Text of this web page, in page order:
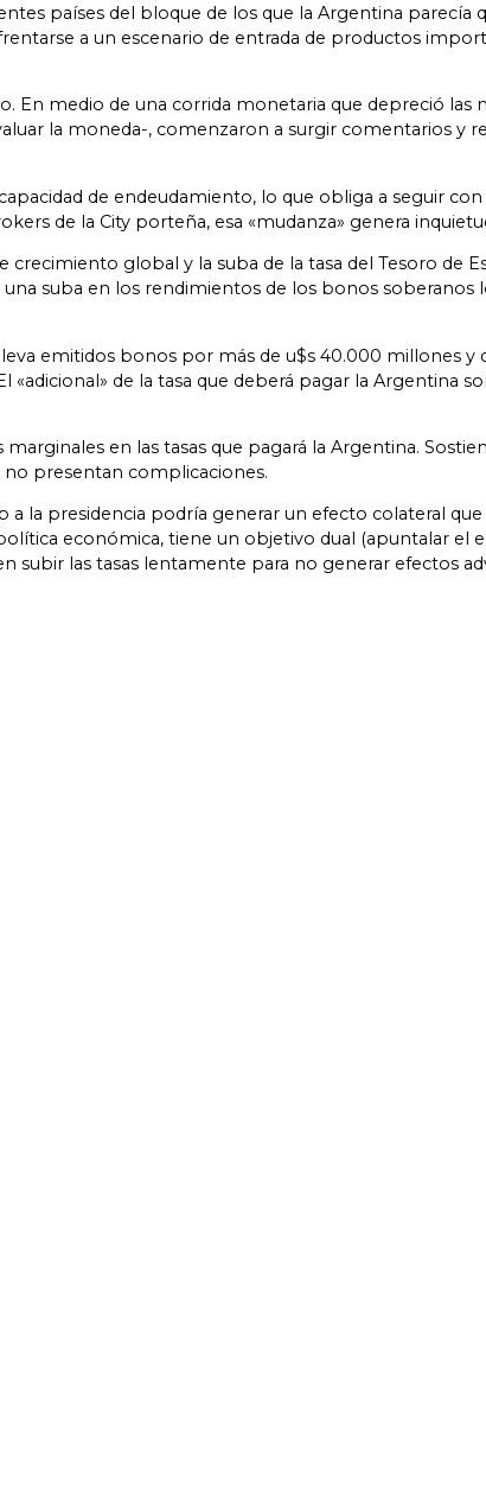
países del bloque de los que la Argentina parecía
a un escenario de entrada de productos
En medio de una corrida monetaria que depreció las
la moneda-, comenzaron a surgir comentarios y
de endeudamiento, lo que obliga a seguir
de la City porteña, esa «mudanza» genera
global y la suba de la tasa del Tesoro de
suba en los rendimientos de los bonos soberanos
emitidos bonos por más de u$s 40.000 millones y
de la tasa que deberá pagar la Argentina
en las tasas que pagará la Argentina.
presentan complicaciones.
la presidencia podría generar un efecto colateral que
económica, tiene un objetivo dual (apuntalar el
subir las tasas lentamente para no generar efectos